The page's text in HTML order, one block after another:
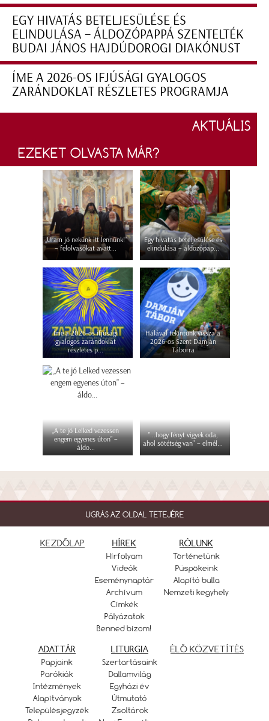
EGY HIVATÁS BETELJESÜLÉSE ÉS
ELINDULÁSA – ÁLDOZÓPAPPÁ SZENTELTÉK
BUDAI JÁNOS HAJDÚDOROGI DIAKÓNUST
ÍME A 2026-OS IFJÚSÁGI GYALOGOS
ZARÁNDOKLAT RÉSZLETES PROGRAMJA
AKTUÁLIS
EZEKET OLVASTA MÁR?
„Uram jó nekünk itt lennünk!”
– felolvasókat avatt...
Egy hivatás beteljesülése és
elindulása – áldozópap...
Íme a 2026-os ifjúsági
gyalogos zarándoklat
részletes p...
Hálával tekintünk vissza a
2026-os Szent Damján
Táborra
„A te jó Lelked vezessen
engem egyenes úton” –
áldo...
"...hogy fényt vigyek oda,
ahol sötétség van" – elmél...
UGRÁS AZ OLDAL TETEJÉRE
KEZDŐLAP HÍREK
Hírfolyam
Videók
Eseménynaptár
Archívum
Címkék
Pályázatok
Benned bízom!
RÓLUNK
Történetünk
Püspökeink
Alapító bulla
Nemzeti kegyhely
ADATTÁR
Papjaink
Parókiák
Intézmények
Alapítványok
Településjegyzék
LITURGIA
Szertartásaink
Dallamvilág
Egyházi év
Útmutató
Zsoltárok
ÉLŐ KÖZVETÍTÉS